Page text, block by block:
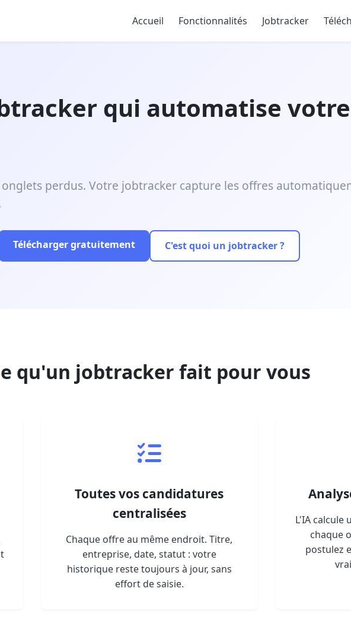
Accueil Fonctionnalités Jobtracker
qui automatise
perdus. Votre jobtracker capture les offres
Télécharger gratuitement C'est quoi un jobtracker ?
qu'un jobtracker fait pour vous
Toutes vos candidatures
centralisées
Chaque offre au même endroit. Titre,
entreprise, date, statut : votre
historique reste toujours à jour, sans
effort de saisie.
L'IA calcule
chaque
postulez